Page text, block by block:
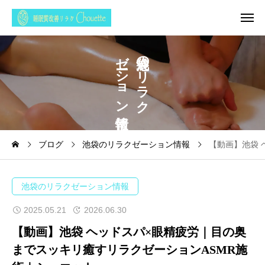
の
リ
ラ
ク
ゼ
シ
ョ
ン
ブログ 池袋のリラクゼーション情報 【動画】池袋
池袋のリラクゼーション情報
2025.05.21 2026.06.30
【動画】池袋 ヘッドスパ×眼精疲労｜目の奥
までスッキリ癒すリラクゼーションASMR施